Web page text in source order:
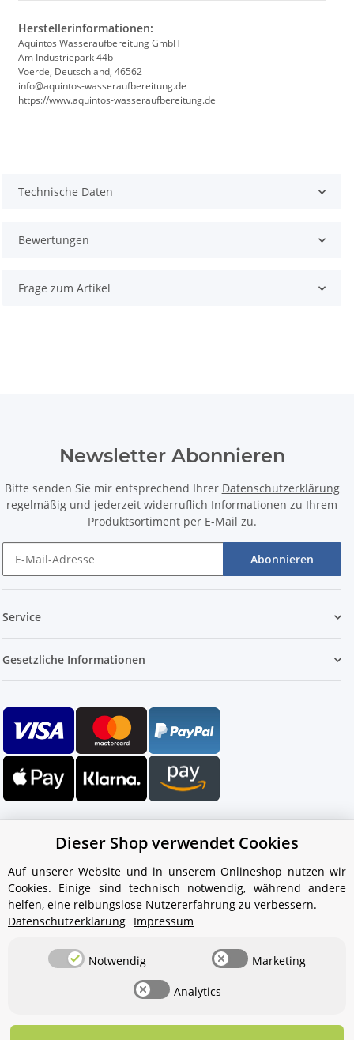
Herstellerinformationen:
Aquintos Wasseraufbereitung GmbH
Am Industriepark 44b
Voerde, Deutschland, 46562
info@aquintos-wasseraufbereitung.de
https://www.aquintos-wasseraufbereitung.de
Technische Daten
Bewertungen
Frage zum Artikel
Newsletter Abonnieren
Bitte senden Sie mir entsprechend Ihrer Datenschutzerklärung
regelmäßig und jederzeit widerruflich Informationen zu Ihrem
Produktsortiment per E-Mail zu.
Abonnieren
Service
Gesetzliche Informationen
Ihr WhatsApp-Kontakt zum
Service Team
von Aquintos-Wasseraufbereitung
Hallo und herzlich willkommen
Wasseraufbereitung Wie darf ich
Dieser Shop verwendet Cookies
Auf unserer Website und in unserem Onlineshop nutzen wir
Cookies. Einige sind technisch notwendig, während andere
helfen, eine reibungslose Nutzererfahrung zu verbessern.
Datenschutzerklärung Impressum
Notwendig Marketing
Analytics